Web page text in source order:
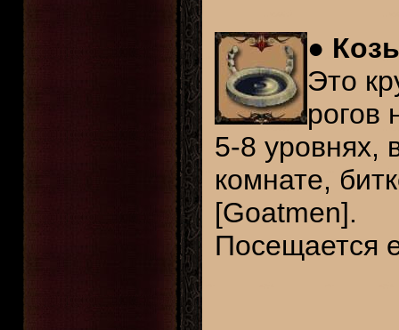
●
Это
рогов
5-8 уровнях,
комнате,
[Goatmen].
Посещается